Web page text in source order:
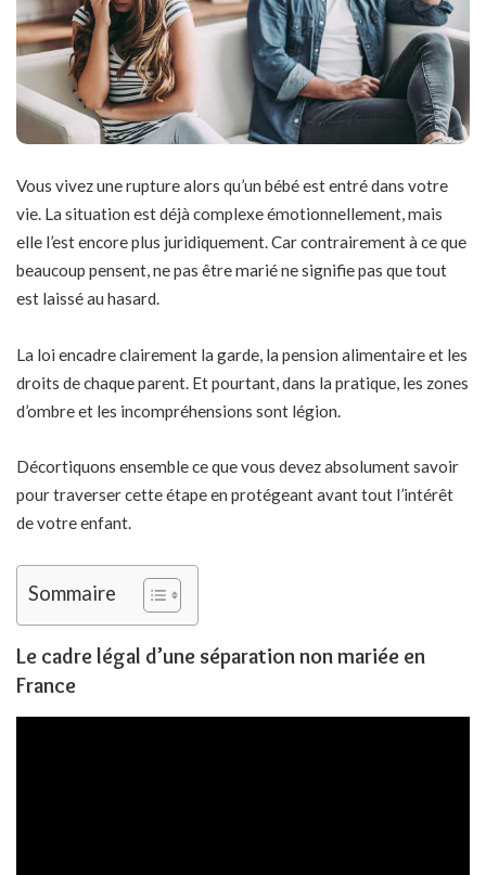
Vous vivez une rupture alors qu’un bébé est entré dans votre
vie. La situation est déjà complexe émotionnellement, mais
elle l’est encore plus juridiquement. Car contrairement à ce que
beaucoup pensent, ne pas être marié ne signifie pas que tout
est laissé au hasard.
La loi encadre clairement la garde, la pension alimentaire et les
droits de chaque parent. Et pourtant, dans la pratique, les zones
d’ombre et les incompréhensions sont légion.
Décortiquons ensemble ce que vous devez absolument savoir
pour traverser cette étape en protégeant avant tout l’intérêt
de votre enfant.
Sommaire
Le cadre légal d’une séparation non mariée en
France